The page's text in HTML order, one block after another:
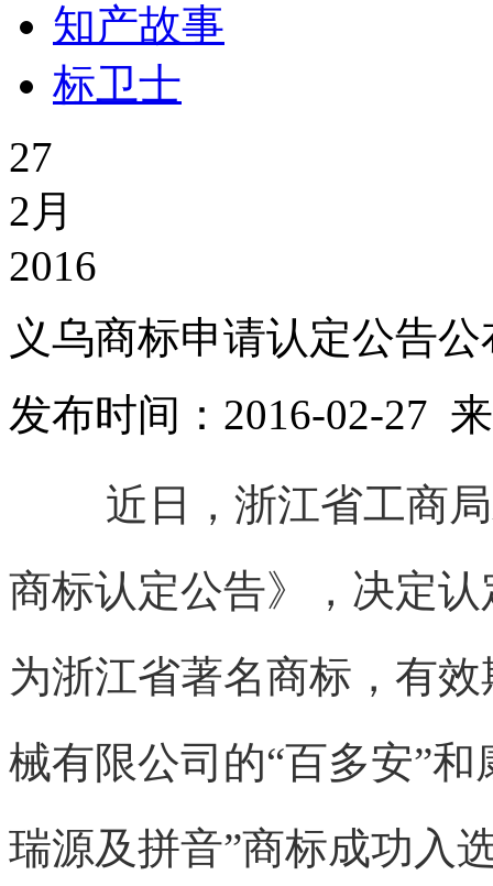
知产故事
标卫士
27
2月
2016
义乌商标申请认定公告公
发布时间：2016-02-27
近日， 浙江省工商
商标认定公告》，决定认
为浙江省著名商标，有
械有限公司的“百多安”
瑞源及拼音”商标成功入